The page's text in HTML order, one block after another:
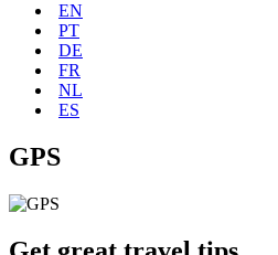
EN
PT
DE
FR
NL
ES
GPS